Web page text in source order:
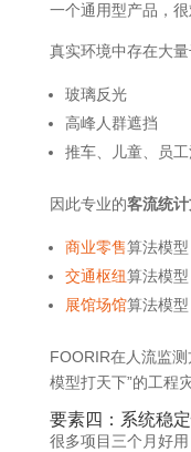
一个通用型产品，很
真实环境中存在大量
玻璃反光
高峰人群遮挡
推车、儿童、员
因此专业的客流统
商业零售算法模型
交通枢纽算法模型
展馆场馆算法模型
FOORIR在人流监测
模型打天下”的工程灾
要素四：系统稳
很多项目三个月好用